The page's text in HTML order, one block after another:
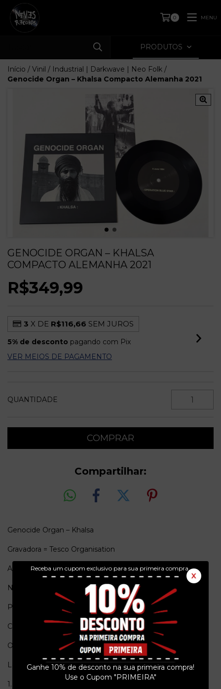
Receba um cupom exclusivo para sua primeira compra.
X
Ganhe 10% de desconto na sua primeira compra!
Use o Cupom "PRIMEIRA"
0 MENU
PRODUTOS
Início / Vinil / Industrial | Darkwave | Neo Folk /
Genocide Organ – Khalsa Compacto Alemanha 2021
GENOCIDE ORGAN – KHALSA
COMPACTO ALEMANHA 2021
R$349,99
3 X DE R$116,66 SEM JUROS
5% de desconto pagando com Pix
VER MEIOS DE PAGAMENTO
QUANTIDADE
Compartilhar:
Genocide Organ – Khalsa
Gravadora = Tesco Organisation
Ano = 2021
Numero de Catalogo = TESCO 147
Pais de origem = Alemanha
Conservação = Ex(Capa) / Ex(Vinil)
Obs. = Edição limitada e numerada.
Lado A
1.Khalsa